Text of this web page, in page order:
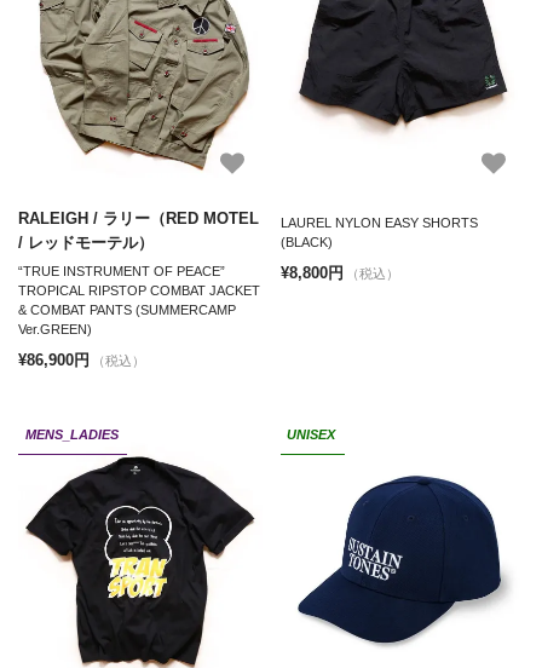
RALEIGH / ラリー（RED MOTEL
/ レッドモーテル）
“TRUE INSTRUMENT OF PEACE”
TROPICAL RIPSTOP COMBAT JACKET
& COMBAT PANTS (SUMMERCAMP
Ver.GREEN)
¥86,900円 （税込）
LAUREL NYLON EASY SHORTS
(BLACK)
¥8,800円 （税込）
MENS_LADIES UNISEX